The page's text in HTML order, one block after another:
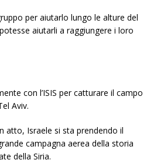
per aiutarlo lungo le alture del
aiutarli a raggiungere i loro
con l’ISIS per catturare il campo
Aviv.
atto, Israele si sta prendendo il
campagna aerea della storia
della Siria.